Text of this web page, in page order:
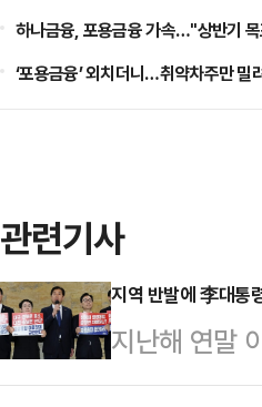
하나금융, 포용금융 가속…"상반기
‘포용금융’ 외치더니…취약차주만 밀
관련기사
지역 반발에 李대통
지난해 연말
충남 행정통